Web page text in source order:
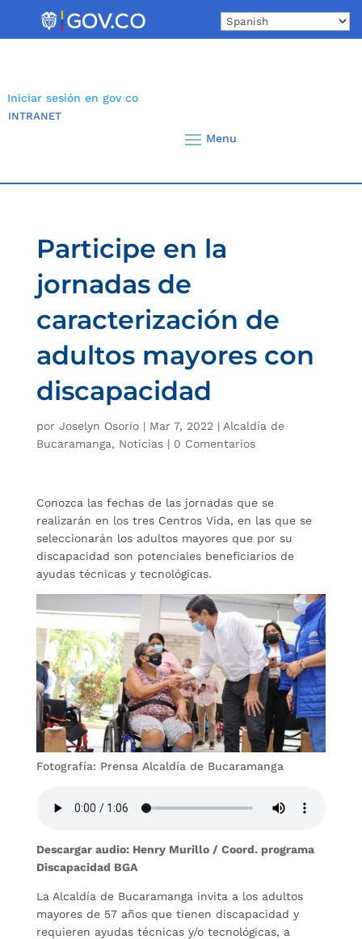
Iniciar sesión en gov co
INTRANET
Participe en la
jornadas de
caracterización de
adultos mayores con
discapacidad
por Joselyn Osorio| Mar 7, 2022 | Alcaldía de
Bucaramanga, Noticias| 0 Comentarios
Conozca las fechas de las jornadas que se
realizarán en los tres Centros Vida, en las que se
seleccionarán los adultos mayores que por su
discapacidad son potenciales beneficiarios de
ayudas técnicas y tecnológicas.
Fotografía: Prensa Alcaldía de Bucaramanga
Descargar audio: Henry Murillo / Coord. programa
Discapacidad BGA
La Alcaldía de Bucaramanga invita a los adultos
mayores de 57 años que tienen discapacidad y
requieren ayudas técnicas y/o tecnológicas, a